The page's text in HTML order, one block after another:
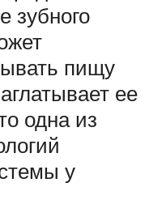
зубного
пищу
ее
одна из
у